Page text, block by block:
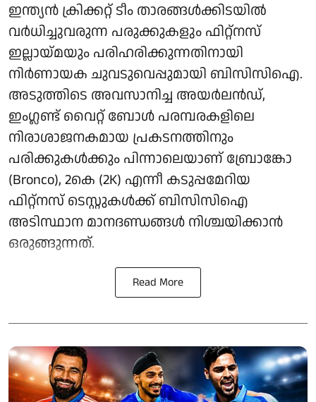
ഇന്ത്യൻ ക്രിക്കറ്റ് ടീം താരങ്ങൾക്കിടയിൽ
വർധിച്ചുവരുന്ന പരുക്കുകളും ഫിറ്റ്നസ്
ഇല്ലായ്മയും പരിഹരിക്കുന്നതിനായി
നിർണായക ചുവടുവെപ്പുമായി ബിസിസിഐ.
അടുത്തിടെ അവസാനിച്ച അയർലൻഡ്,
ഇംഗ്ലണ്ട് വൈറ്റ് ബോൾ പരമ്പരകളിലെ
നിരാശാജനകമായ പ്രകടനത്തിനും
പരിക്കുകൾക്കും പിന്നാലെയാണ് ബ്രോങ്കോ
(Bronco), 2കെ (2K) എന്നീ കടുപ്പമേറിയ
ഫിറ്റ്നസ് ടെസ്റ്റുകൾക്ക് ബിസിസിഐ
അടിസ്ഥാന മാനദണ്ഡങ്ങൾ നിശ്ചയിക്കാൻ
ഒരുങ്ങുന്നത്.
Read More